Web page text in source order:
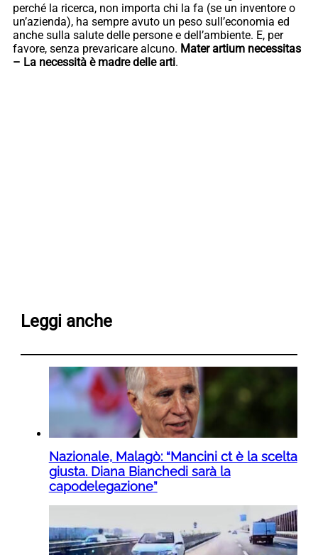
perché la ricerca, non importa chi la fa (se un inventore o
un’azienda), ha sempre avuto un peso sull’economia ed
anche sulla salute delle persone e dell’ambiente. E, per
favore, senza prevaricare alcuno. Mater artium necessitas
– La necessità è madre delle arti.
Leggi anche
Nazionale, Malagò: “Mancini ct è la scelta
giusta. Diana Bianchedi sarà la
capodelegazione”